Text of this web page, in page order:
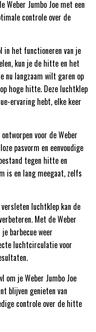
Weber Jumbo Joe met een
controle over de
in het functioneren van je
kun je de hitte en het
nu langzaam wilt garen op
hoge hitte. Deze luchtklep
ervaring hebt, elke keer
voor de Weber
pasvorm en eenvoudige
tegen hitte en
is en lang meegaat, zelfs
luchtklep kan de
Met de Weber
barbecue weer
luchtcirculatie voor
om je Weber Jumbo Joe
blijven genieten van
controle over de hitte